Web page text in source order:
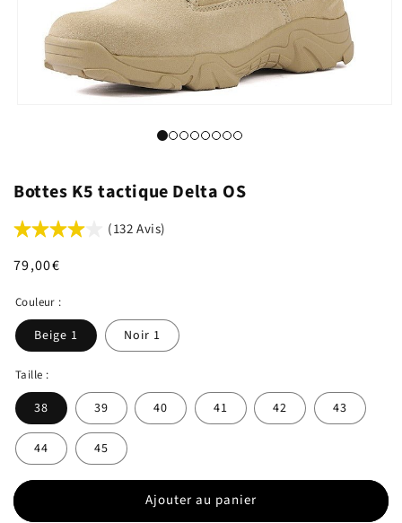
Bottes K5 tactique Delta OS
(132 Avis)
Prix
79,00€
Couleur :
Beige 1 Noir 1
Taille :
38 39 40 41 42 43
44 45
Ajouter au panier